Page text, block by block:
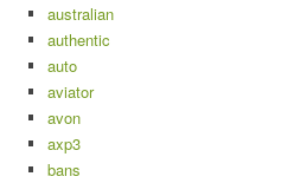
australian
authentic
auto
aviator
avon
axp3
bans